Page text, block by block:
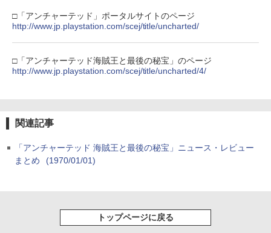
□「アンチャーテッド」ポータルサイトのページ
http://www.jp.playstation.com/scej/title/uncharted/
□「アンチャーテッド海賊王と最後の秘宝」のページ
http://www.jp.playstation.com/scej/title/uncharted/4/
関連記事
「アンチャーテッド 海賊王と最後の秘宝」ニュース・レビュー
まとめ
(1970/01/01)
トップページに戻る